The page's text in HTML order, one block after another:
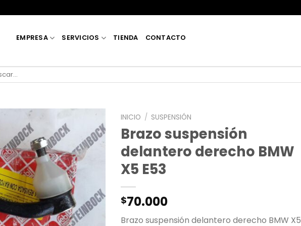
EMPRESA SERVICIOS TIENDA CONTACTO
INICIO / SUSPENSIÓN
Brazo suspensión
delantero derecho BMW
X5 E53
$70.000
Brazo suspensión delantero derecho BMW X5